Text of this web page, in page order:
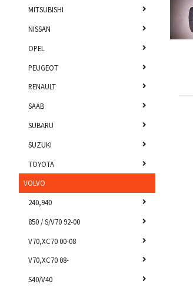
MITSUBISHI
NISSAN
OPEL
PEUGEOT
RENAULT
SAAB
SUBARU
SUZUKI
TOYOTA
VOLVO
240,940
850 / S/V70 92-00
V70,XC70 00-08
V70,XC70 08-
S40/V40